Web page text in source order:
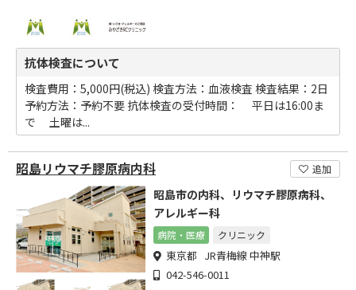
抗体検査について
検査費用：5,000円(税込) 検査方法：血液検査 検査結果：2日
予約方法：予約不要 抗体検査の受付時間： 平日は16:00ま
で 土曜は...
昭島リウマチ膠原病内科 追加
昭島市の内科、リウマチ膠原病科、
アレルギー科
病院・医療 クリニック
東京都 JR青梅線 中神駅
042-546-0011